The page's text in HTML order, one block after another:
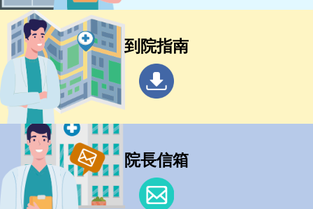
到院指南
院長信箱